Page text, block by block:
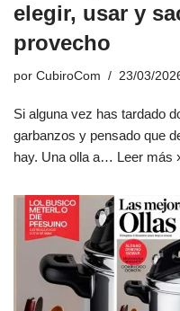
elegir, usar y
provecho
por CubiroCom 23/03/
Si alguna vez has tardado
garbanzos y pensado que
hay. Una olla a… Leer más